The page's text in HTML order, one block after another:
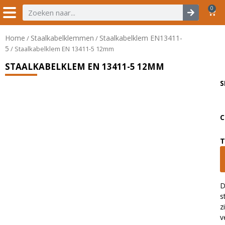
0
Home / Staalkabelklemmen / Staalkabelklem EN13411-
5 / Staalkabelklem EN 13411-5 12mm
STAALKABELKLEM EN 13411-5 12MM